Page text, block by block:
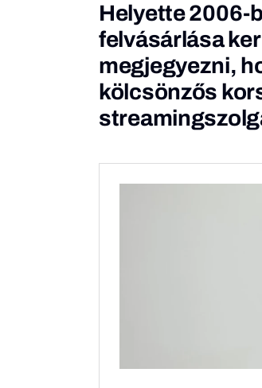
Helyette 2006-
felvásárlása
megjegyezni,
kölcsönzős